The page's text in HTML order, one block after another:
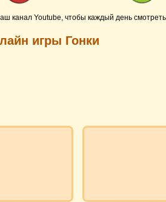
канал Youtube, чтобы каждый день
игры Гонки